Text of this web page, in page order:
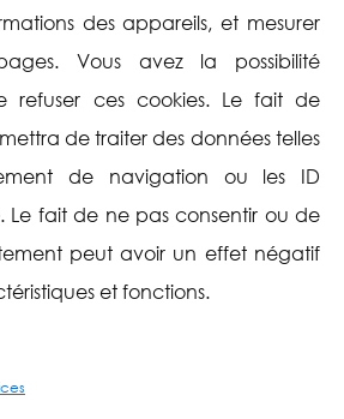
des appareils, et mesurer
Vous avez la possibilité
refuser ces cookies. Le fait de
de traiter des données telles
de navigation ou les ID
Le fait de ne pas consentir ou de
peut avoir un effet négatif
et fonctions.
Mentions légales
Politique de cookies
(UE)
Suivez-nous
Twitter